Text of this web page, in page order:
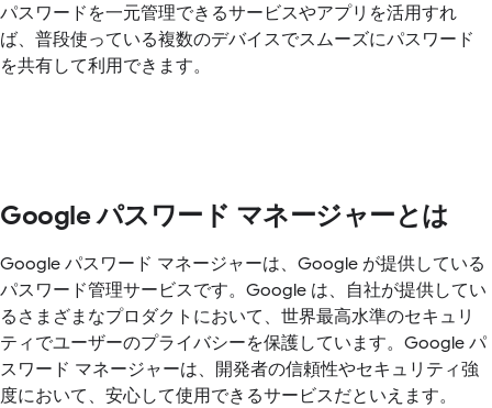
パスワードを一元管理できるサービスやアプリを活用すれ
ば、普段使っている複数のデバイスでスムーズにパスワード
を共有して利用できます。
Google パスワード マネージャーとは
Google パスワード マネージャーは、Google が提供している
パスワード管理サービスです。Google は、自社が提供してい
るさまざまなプロダクトにおいて、世界最高水準のセキュリ
ティでユーザーのプライバシーを保護しています。Google パ
スワード マネージャーは、開発者の信頼性やセキュリティ強
度において、安心して使用できるサービスだといえます。